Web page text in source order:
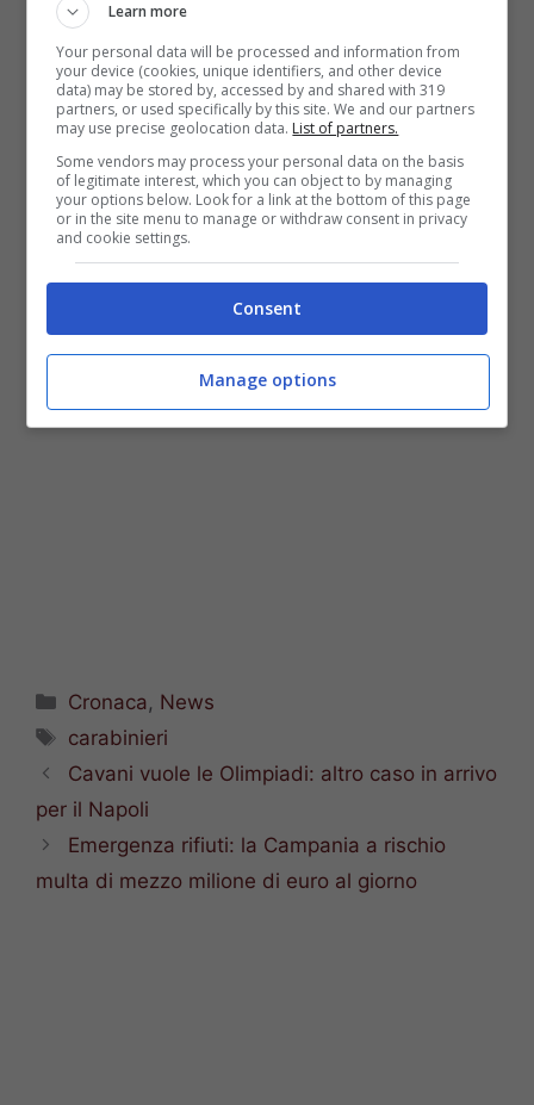
Categorie
Cronaca, News
Tag
carabinieri
Cavani vuole le Olimpiadi: altro caso in arrivo
per il Napoli
Emergenza rifiuti: la Campania a rischio
multa di mezzo milione di euro al giorno
Learn more
Your personal data will be processed and information from
your device (cookies, unique identifiers, and other device
data) may be stored by, accessed by and shared with 319
partners, or used specifically by this site. We and our partners
may use precise geolocation data. List of partners.
Some vendors may process your personal data on the basis
of legitimate interest, which you can object to by managing
your options below. Look for a link at the bottom of this page
or in the site menu to manage or withdraw consent in privacy
and cookie settings.
Consent
Manage options